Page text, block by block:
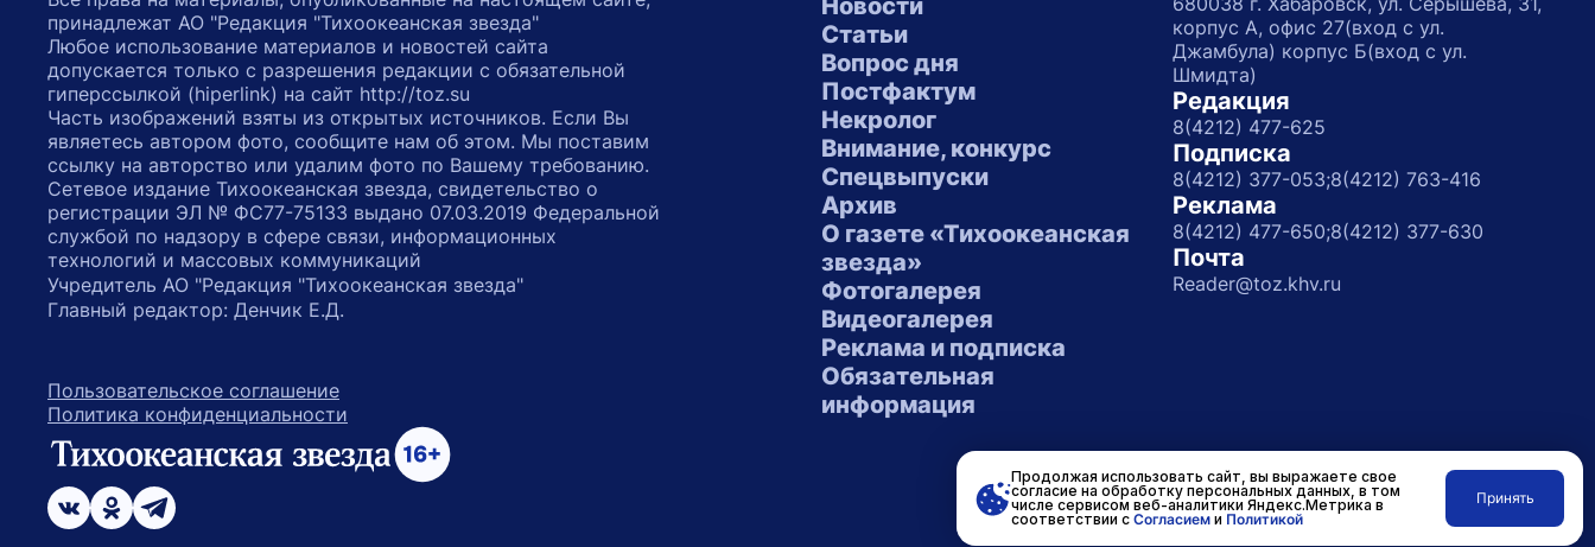
Новости
Статьи
Вопрос дня
Постфактум
Некролог
Внимание, конкурс
Спецвыпуски
Архив
О газете «Тихоокеанская
звезда»
Фотогалерея
Видеогалерея
Реклама и подписка
Обязательная
информация
корпус А, офис 27(вход с ул.
Джамбула) корпус Б(вход с ул.
Шмидта)
Редакция
8(4212) 477-625
Подписка
8(4212) 377-053;8(4212) 763-416
Реклама
8(4212) 477-650;8(4212) 377-630
Почта
Reader@toz.khv.ru
принадлежат АО "Редакция "Тихоокеанская звезда"
Любое использование материалов и новостей сайта
допускается только с разрешения редакции с обязательной
гиперссылкой (hiperlink) на сайт http://toz.su
Часть изображений взяты из открытых источников. Если Вы
являетесь автором фото, сообщите нам об этом. Мы поставим
ссылку на авторство или удалим фото по Вашему требованию.
Сетевое издание Тихоокеанская звезда, свидетельство о
регистрации ЭЛ № ФС77-75133 выдано 07.03.2019 Федеральной
службой по надзору в сфере связи, информационных
технологий и массовых коммуникаций
Учредитель АО "Редакция "Тихоокеанская звезда"
Главный редактор: Денчик Е.Д.
Пользовательское соглашение
Политика конфиденциальности
ссылка на главную
возрастное ограничение 16+
ссылка на страницу в Вконтакте
ссылка на страницу в Одноклассниках
ссылка на канал в Телеграмм Разработано вRASA
Продолжая использовать сайт, вы выражаете свое
согласие на обработку персональных данных, в том
числе сервисом веб-аналитики Яндекс.Метрика в
соответствии с Согласиеми Политикой
Принять